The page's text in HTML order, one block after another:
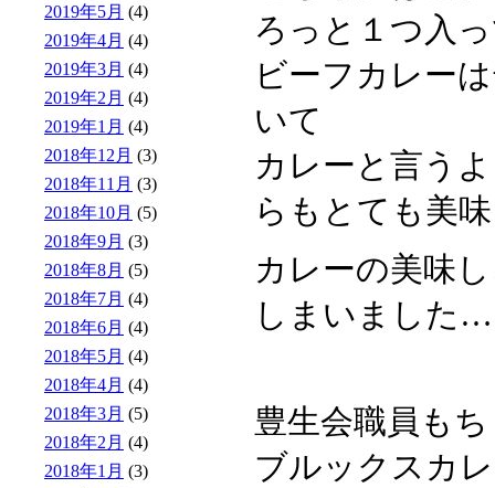
ろっと１つ入
ビーフカレー
いて
カレーと言う
らもとても美
カレーの美味
しまいました
豊生会職員も
ブルックスカ
2019年5月 (4)
2019年4月 (4)
2019年3月 (4)
2019年2月 (4)
2019年1月 (4)
2018年12月 (3)
2018年11月 (3)
2018年10月 (5)
2018年9月 (3)
2018年8月 (5)
2018年7月 (4)
2018年6月 (4)
2018年5月 (4)
2018年4月 (4)
2018年3月 (5)
2018年2月 (4)
2018年1月 (3)